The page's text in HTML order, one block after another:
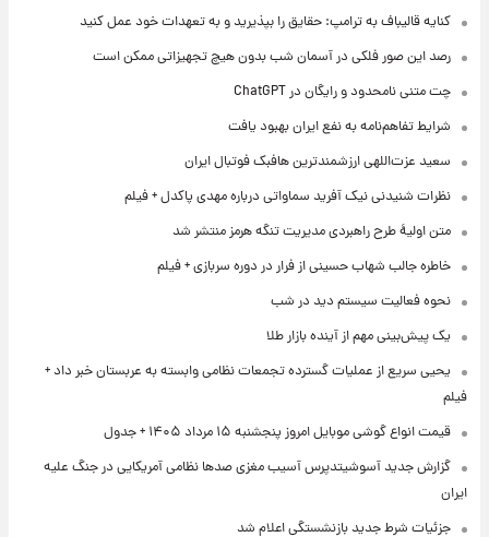
کنایه قالیباف به ترامپ: حقایق را بپذیرید و به تعهدات خود عمل کنید
رصد این صور فلکی در آسمان شب بدون هیچ تجهیزاتی ممکن است
چت متنی نامحدود و رایگان در ChatGPT
شرایط تفاهم‌نامه به نفع ایران بهبود یافت
سعید عزت‌اللهی ارزشمندترین هافبک فوتبال ایران
نظرات شنیدنی نیک آفرید سماواتی درباره مهدی پاکدل + فیلم
متن اولیۀ طرح راهبردی مدیریت تنگه هرمز منتشر شد
خاطره جالب شهاب حسینی از فرار در دوره سربازی + فیلم
نحوه فعالیت سیستم دید در شب
یک پیش‌بینی مهم از آینده بازار طلا
یحیی سریع از عملیات گسترده تجمعات نظامی وابسته به عربستان خبر داد +
فیلم
قیمت انواع گوشی موبایل امروز پنجشنبه ۱۵ مرداد ۱۴۰۵ + جدول
گزارش جدید آسوشیتدپرس آسیب مغزی صدها نظامی آمریکایی در جنگ علیه
ایران
جزئیات شرط جدید بازنشستگی اعلام شد